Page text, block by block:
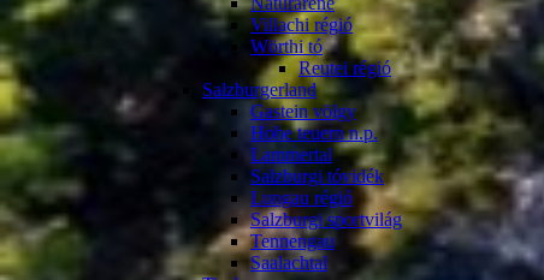
Villachi régió
Wörthi tó
Reutei régió
Salzburgerland
Gastein völgy
Hohe teuern n.p.
Lammertal
Salzburgi tóvidék
Lungau régió
Salzburgi sportvilág
Tennengau
Saalachtal